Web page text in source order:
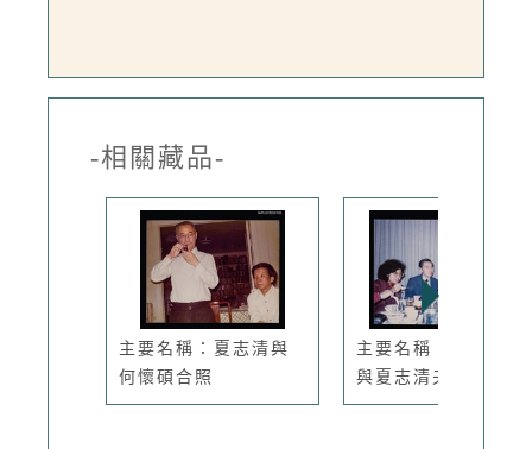
-相關藏品-
主要名稱：夏志清與
何懷碩合照
主要名稱：琦君夫婦
與夏志清夫...